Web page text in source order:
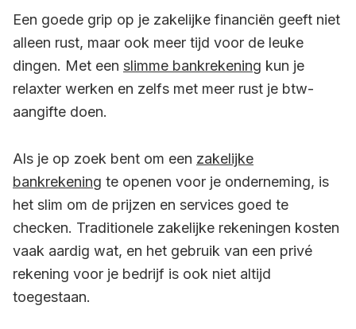
Een goede grip op je zakelijke financiën geeft niet
alleen rust, maar ook meer tijd voor de leuke
dingen. Met een slimme bankrekening kun je
relaxter werken en zelfs met meer rust je btw-
aangifte doen.
Als je op zoek bent om een zakelijke
bankrekening te openen voor je onderneming, is
het slim om de prijzen en services goed te
checken. Traditionele zakelijke rekeningen kosten
vaak aardig wat, en het gebruik van een privé
rekening voor je bedrijf is ook niet altijd
toegestaan.